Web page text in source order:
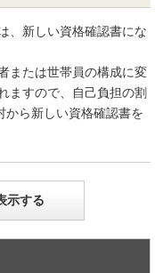
、新しい資格確認書にな
または世帯員の構成に変
ますので、自己負担の割
から新しい資格確認書を
示する